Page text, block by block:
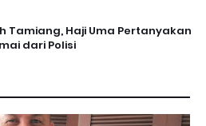
Tamiang, Haji Uma Pertanyakan
dari Polisi